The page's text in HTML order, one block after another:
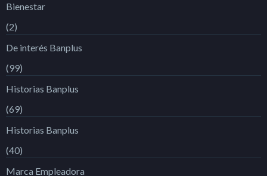
Bienestar
(2)
De interés Banplus
(99)
Historias Banplus
(69)
Historias Banplus
(40)
Marca Empleadora